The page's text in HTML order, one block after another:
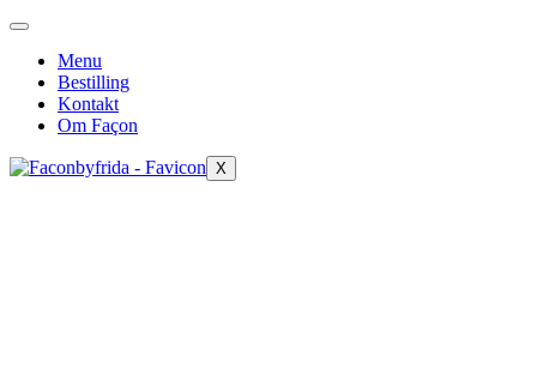
Menu
Bestilling
Kontakt
Om Façon
X